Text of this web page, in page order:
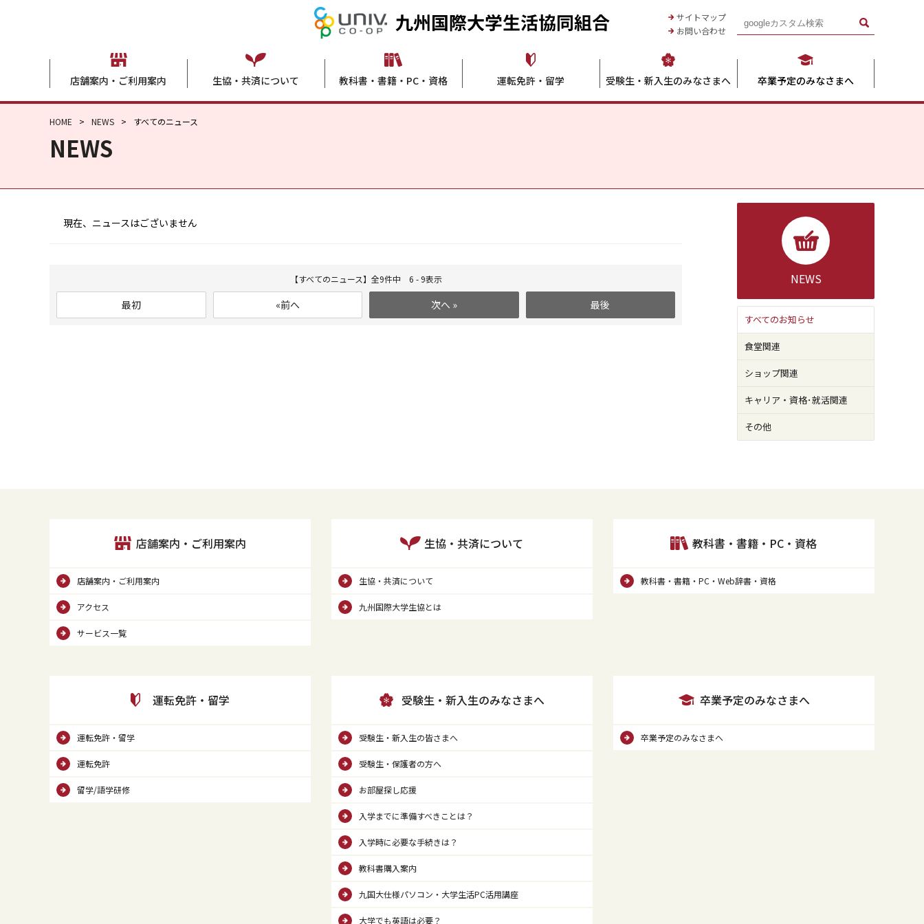
九州国際大学生活協同組合
サイトマップ
お問い合わせ
店舗案内・ご利用案内 生協・共済について 教科書・書籍・PC・資格 運転免許・留学 受験生・新入生のみなさまへ 卒業予定のみなさまへ
HOME NEWS すべてのニュース
NEWS
現在、ニュースはございません
【すべてのニュース】全9件中 6 - 9表示
最初 «前へ 次へ » 最後
NEWS
すべてのお知らせ
食堂関連
ショップ関連
キャリア・資格･就活関連
その他
店舗案内・ご利用案内
店舗案内・ご利用案内
アクセス
サービス一覧
生協・共済について
生協・共済について
九州国際大学生協とは
教科書・書籍・PC・資格
教科書・書籍・PC・Web辞書・資格
運転免許・留学
運転免許・留学
運転免許
留学/語学研修
受験生・新入生のみなさまへ
受験生・新入生の皆さまへ
受験生・保護者の方へ
お部屋探し応援
入学までに準備すべきことは？
入学時に必要な手続きは？
教科書購入案内
九国大仕様パソコン・大学生活PC活用講座
大学でも英語は必要？
卒業予定のみなさまへ
卒業予定のみなさまへ